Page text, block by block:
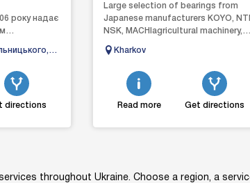
року надає
Гарантуємо
directions
machinery
Large selection of bearings from
Japanese manufacturers KOYO,
NSK, MACHIagricultural machinery,
harrows d...
Kharkov
Read more Get directions
throughout Ukraine. Choose a region, a